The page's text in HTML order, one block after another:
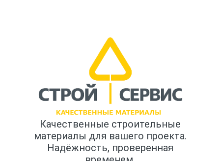
Качественные строительные
материалы для вашего проекта.
Надёжность, проверенная